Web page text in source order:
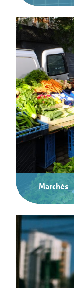
Marchés